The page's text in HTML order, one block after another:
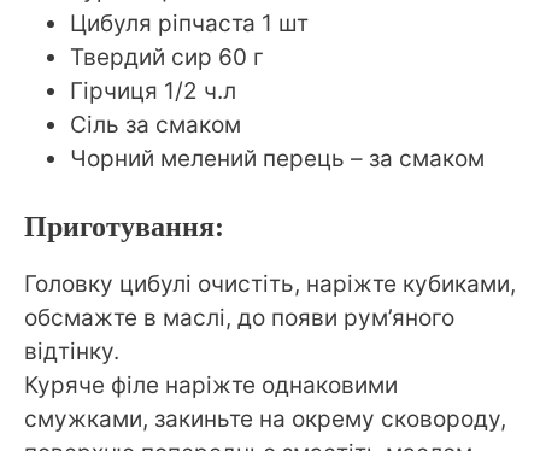
Цибуля ріпчаста 1 шт
Твердий сир 60 г
Гірчиця 1/2 ч.л
Сіль за смаком
Чорний мелений перець – за смаком
Приготування:
Головку цибулі очистіть, наріжте кубиками,
обсмажте в маслі, до появи рум’яного
відтінку.
Куряче філе наріжте однаковими
смужками, закиньте на окрему сковороду,